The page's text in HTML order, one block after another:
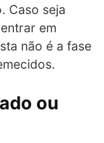
Caso seja
em
não é a fase
ou